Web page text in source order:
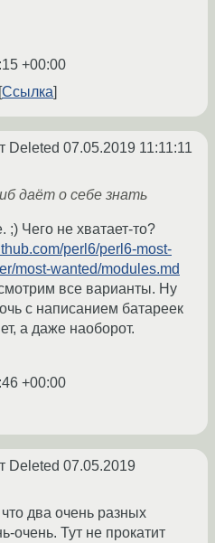
+00:00
Ссылка
Deleted 07.05.2019 11:11:11
даёт о себе знать
Чего не хватает-то?
perl6/perl6-most-
most-wanted/modules.md
все варианты. Ну
с написанием батареек
а даже наоборот.
+00:00
Deleted 07.05.2019
два очень разных
очень. Тут не прокатит